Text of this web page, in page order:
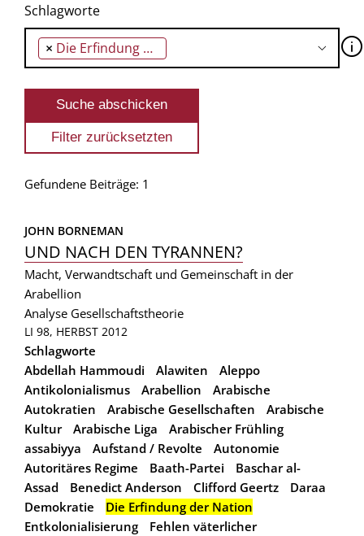
Schlagworte
× Die Erfindung der Nation 🛈
Gefundene Beiträge: 1
JOHN BORNEMAN
UND NACH DEN TYRANNEN?
Macht, Verwandtschaft und Gemeinschaft in der
Arabellion
Analyse Gesellschaftstheorie
LI 98, HERBST 2012
Schlagworte
Abdellah Hammoudi
Alawiten
Aleppo
Antikolonialismus
Arabellion
Arabische
Autokratien
Arabische Gesellschaften
Arabische
Kultur
Arabische Liga
Arabischer Frühling
assabiyya
Aufstand / Revolte
Autonomie
Autoritäres Regime
Baath-Partei
Baschar al-
Assad
Benedict Anderson Clifford Geertz
Daraa
Demokratie
Die Erfindung der Nation
Entkolonialisierung
Fehlen väterlicher